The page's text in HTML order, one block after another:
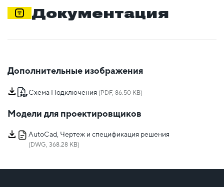
Документация
Дополнительные изображения
Схема Подключения (PDF, 86.50 KB)
Модели для проектировщиков
AutoCad, Чертеж и спецификация решения
(DWG, 368.28 KB)